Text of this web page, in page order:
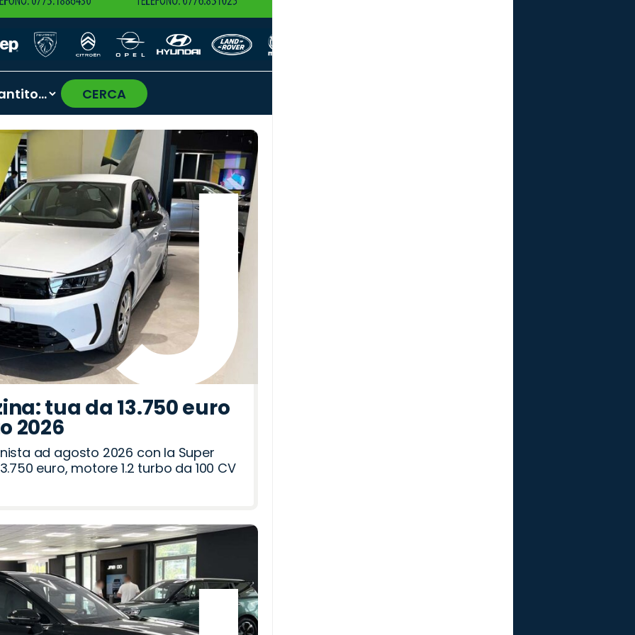
CERCA
›
tua da 13.750 euro
2026
ad agosto 2026 con la Super
euro, motore 1.2 turbo da 100 CV